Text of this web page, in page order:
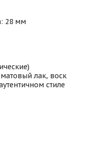
28 мм
лак, воск
стиле